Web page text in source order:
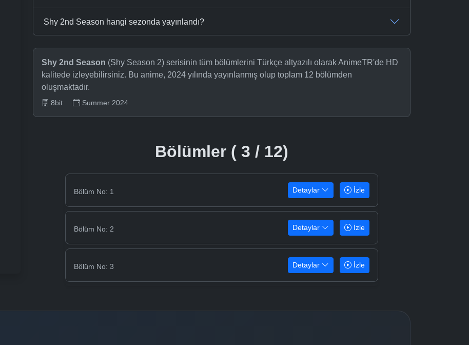
Shy 2nd Season hangi sezonda yayınlandı?
Shy 2nd Season (Shy Season 2) serisinin tüm bölümlerini Türkçe altyazılı olarak AnimeTR'de HD
kalitede izleyebilirsiniz. Bu anime, 2024 yılında yayınlanmış olup toplam 12 bölümden
oluşmaktadır.
8bit Summer 2024
Bölümler ( 3 / 12)
Bölüm No: 1 Detaylar İzle
Bölüm No: 2 Detaylar İzle
Bölüm No: 3 Detaylar İzle